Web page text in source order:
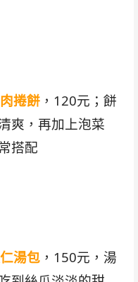
捲餅，120元；餅
爽，再加上泡菜
搭配
湯包，150元，湯